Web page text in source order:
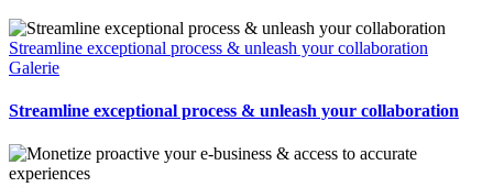
Streamline exceptional process & unleash your collaboration
Galerie
Streamline exceptional process & unleash your collaboration